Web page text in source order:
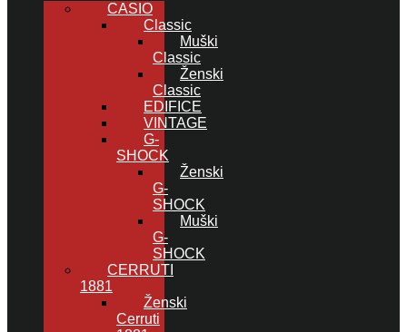
CASIO
Classic
Muški
Classic
Ženski
Classic
EDIFICE
VINTAGE
G-
SHOCK
Ženski
G-
SHOCK
Muški
G-
SHOCK
CERRUTI
1881
Ženski
Cerruti